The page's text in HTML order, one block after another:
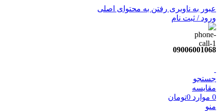
عبور به ناوبری رفتن به محتوای اصلی
ورود / ثبت نام
09006001068
جستجو
مقایسه
0 موارد 0تومان
منو